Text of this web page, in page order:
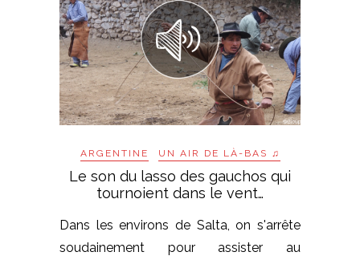
ARGENTINE UN AIR DE LÀ-BAS ♫
Le son du lasso des gauchos qui
tournoient dans le vent…
Dans les environs de Salta, on s'arrête
soudainement pour assister au